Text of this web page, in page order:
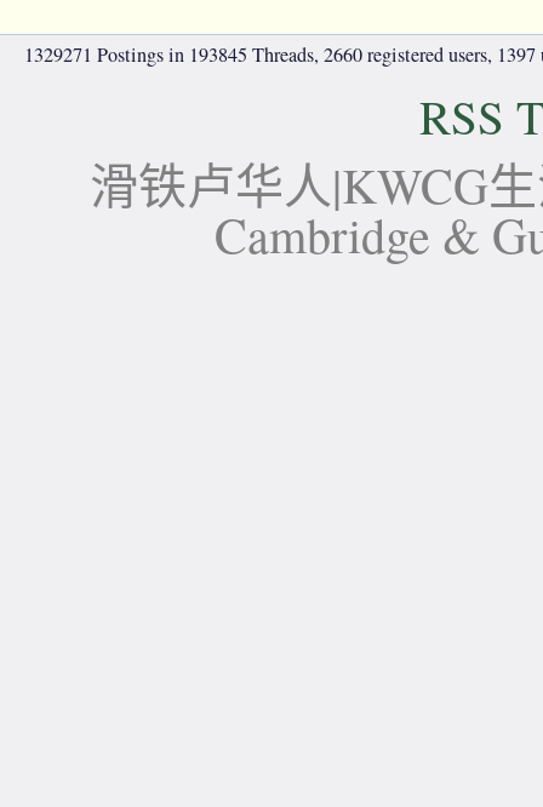
1329271 Postings in 193845 Threads, 2660 registered users,
RSS
滑铁卢华人|KWCG
Cambridge &